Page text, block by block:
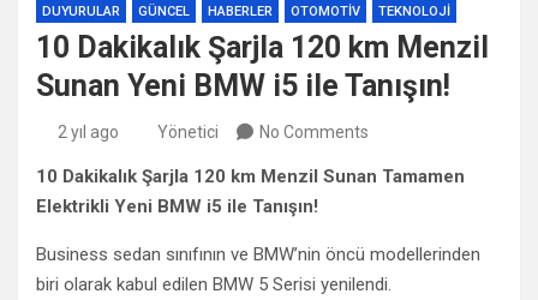
DUYURULAR GÜNCEL HABERLER OTOMOTIV TEKNOLOJI
10 Dakikalık Şarjla 120 km Menzil
Sunan Yeni BMW i5 ile Tanışın!
2 yıl ago Yönetici No Comments
10 Dakikalık Şarjla 120 km Menzil Sunan Tamamen
Elektrikli Yeni BMW i5 ile Tanışın!
Business sedan sınıfının ve BMW’nin öncü modellerinden
biri olarak kabul edilen BMW 5 Serisi yenilendi.